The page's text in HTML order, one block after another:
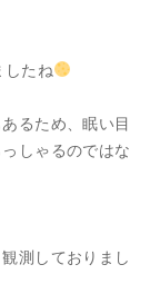
したね
るため、眠い目
しゃるのではな
測しておりまし